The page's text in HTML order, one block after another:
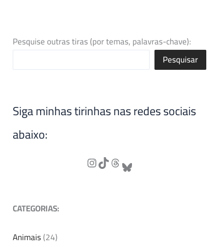
Pesquise outras tiras (por temas, palavras-chave):
Pesquisar
Siga minhas tirinhas nas redes sociais
abaixo:
CATEGORIAS:
Animais(24)